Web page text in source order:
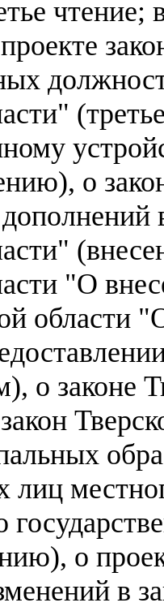
о
"О
области
о законе
о
в